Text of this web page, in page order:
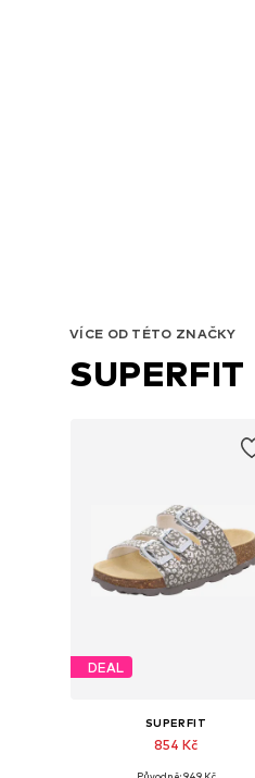
VÍCE OD TÉTO ZNAČKY
SUPERFIT
DEAL
SUPERFIT
854 Kč